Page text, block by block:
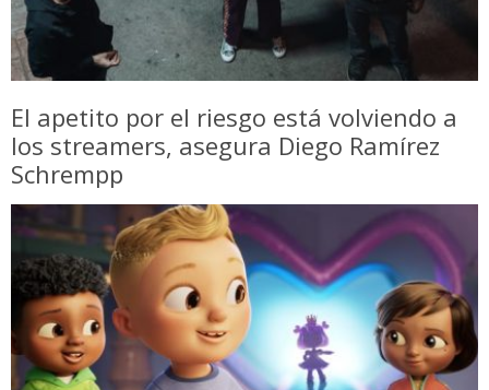
El apetito por el riesgo está volviendo a
los streamers, asegura Diego Ramírez
Schrempp